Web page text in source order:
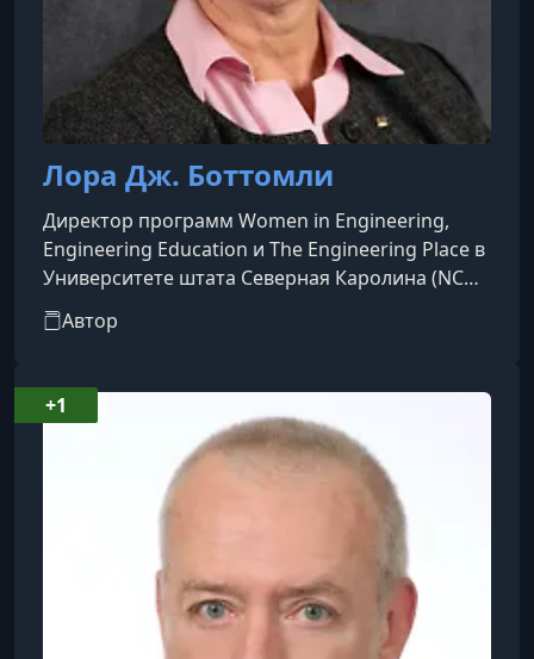
Лора Дж. Боттомли
Директор программ Women in Engineering,
Engineering Education и The Engineering Place в
Университете штата Северная Каролина (NC
State University), где она получила степень PhD
по электротехнике. Ранее работала в
Laboratories. Лауреат Президентской премии
за выдающиеся достижения в наставничестве
в области математики, естественных наук и
инженерии. Имеет статус fellow Института
инженеров по электротехнике и элек
Автор
+1